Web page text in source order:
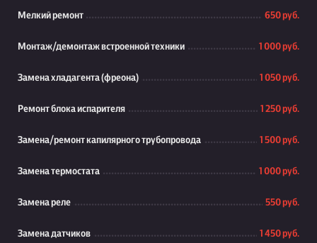
Мелкий ремонт 650 руб.
Монтаж/демонтаж встроенной техники 1 000 руб.
Замена хладагента (фреона) 1 050 руб.
Ремонт блока испарителя 1 250 руб.
Замена/ремонт капилярного трубопровода 1 500 руб.
Замена термостата 1 000 руб.
Замена реле 550 руб.
Замена датчиков 1 450 руб.